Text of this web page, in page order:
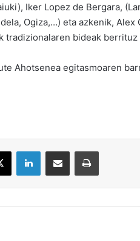
Iker Lopez de Bergara,
Ogiza,…) eta azkenik, Alex
tradizionalaren bideak berrituz
Ahotsenea egitasmoaren